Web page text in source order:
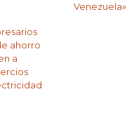
Venezuela»
ahorro
a